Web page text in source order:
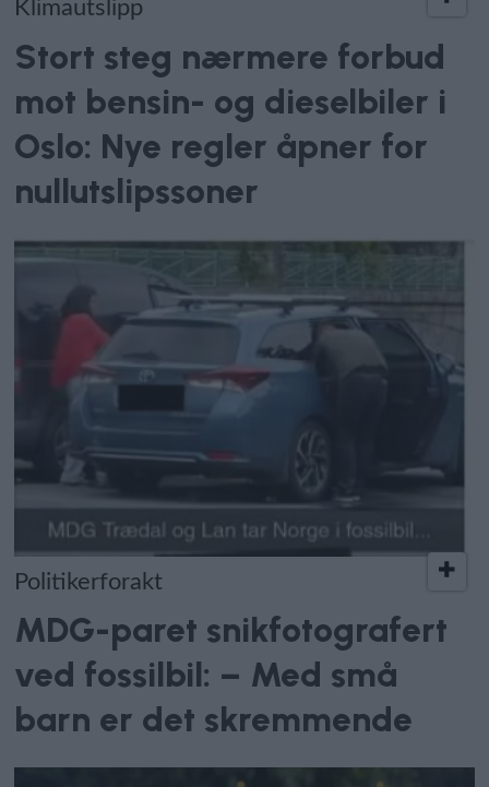
Klimautslipp
Stort steg nærmere forbud
mot bensin- og dieselbiler i
Oslo: Nye regler åpner for
nullutslipssoner
Politikerforakt
MDG-paret snikfotografert
ved fossilbil: – Med små
barn er det skremmende